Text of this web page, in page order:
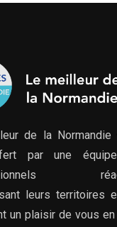
de la Normandie
par une
leurs territoires
un plaisir de vous